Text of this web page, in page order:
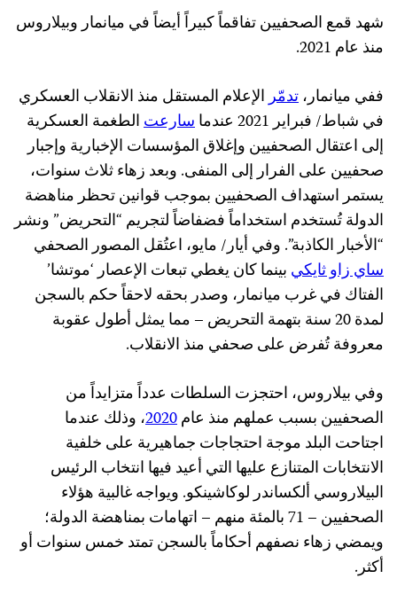
شهد قمع الصحفيين تفاقماً كبيراً أيضاً في ميانمار وبيلاروس
منذ عام 2021.
ففي ميانمار، تدمّرالإعلام المستقل منذ الانقلاب العسكري
في شباط/ فبراير 2021 عندما
سارعتالطغمة العسكرية
إلى اعتقال الصحفيين وإغلاق المؤسسات الإخبارية وإجبار
صحفيين على الفرار إلى المنفى. وبعد زهاء ثلاث سنوات،
يستمر استهداف الصحفيين بموجب قوانين تحظر مناهضة
الدولة تُستخدم استخداماً فضفاضاً لتجريم “التحريض” ونشر
“الأخبار الكاذبة”. وفي أيار/ مايو، اعتُقل المصور الصحفي
ساي زاو ثايكي بينما كان يغطي تبعات الإعصار ‘موتشا’
الفتاك في غرب ميانمار، وصدر بحقه لاحقاً حكم بالسجن
لمدة 20 سنة بتهمة التحريض – مما يمثل أطول عقوبة
معروفة تُفرض على صحفي منذ الانقلاب.
وفي بيلاروس، احتجزت السلطات عدداً متزايداً من
الصحفيين بسبب عملهم منذ عام2020، وذلك عندما
اجتاحت البلد موجة احتجاجات جماهيرية على خلفية
الانتخابات المتنازع عليها التي أعيد فيها انتخاب الرئيس
البيلاروسي ألكساندر لوكاشينكو. ويواجه غالبية هؤلاء
الصحفيين – 71 بالمئة منهم – اتهامات بمناهضة الدولة؛
ويمضي زهاء نصفهم أحكاماً بالسجن تمتد خمس سنوات أو
أكثر.